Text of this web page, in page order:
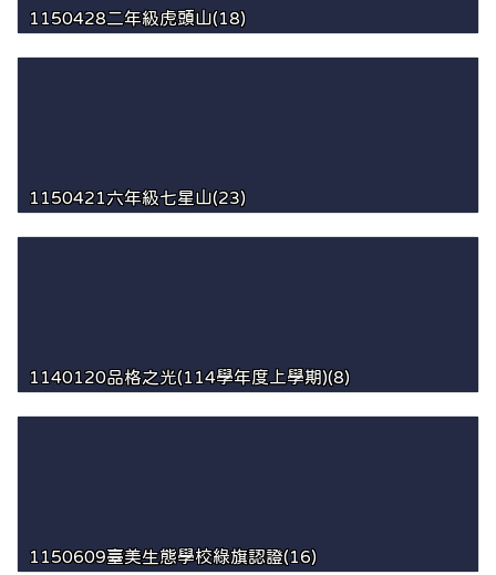
1150428二年級虎頭山(18)
1150421六年級七星山(23)
1140120品格之光(114學年度上學期)(8)
1150609臺美生態學校綠旗認證(16)